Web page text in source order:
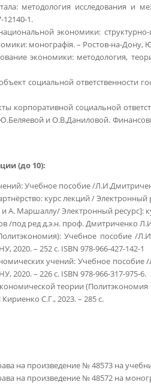
методология исследования и
12140-1.
экономики:
монографія. – Ростов-на-Дону,
экономики: методология,
социальной ответственности
корпоративной социальной
и О.В.Даниловой.
(до 10):
Учебное пособие /
курс лекций /
Маршаллу/ Электронный ресурс]:
/под ред д.э.н. проф. Дмитриченко
Учебное пособие /
– 252 с. ISBN 978-966-427-142-1
учений: Учебное
– 226 с. ISBN 978-966-317-975-6.
теории
С.Г., 2023. – 285 с.
на произведение № 48573 на
на произведение № 48572 на